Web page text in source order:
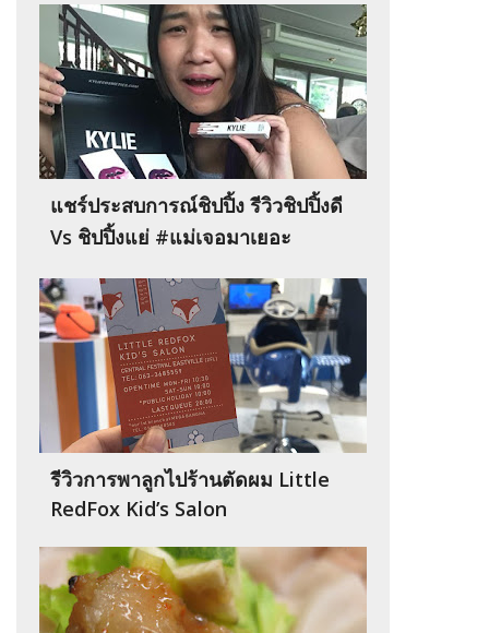
แชร์ประสบการณ์ชิปปิ้ง รีวิวชิปปิ้งดี
Vs ชิปปิ้งแย่ #แม่เจอมาเยอะ
รีวิวการพาลูกไปร้านตัดผม Little
RedFox Kid’s Salon